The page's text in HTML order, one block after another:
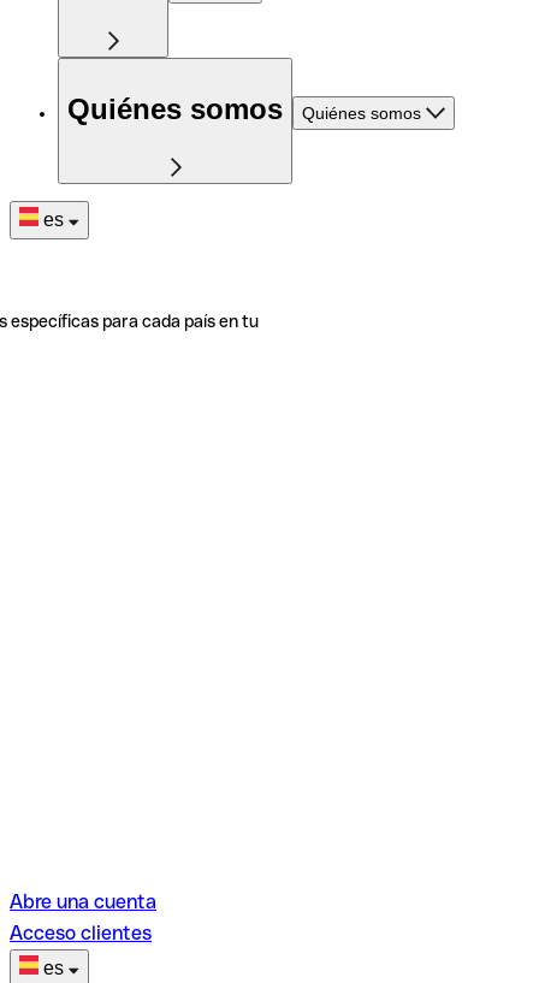
Quiénes somos Quiénes somos
es
específicas para cada país en tu
Abre una cuenta
Acceso clientes
es